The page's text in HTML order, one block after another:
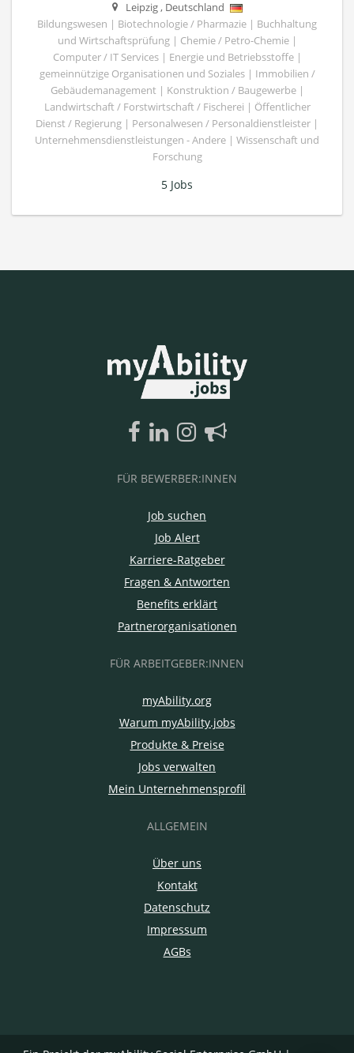
Leipzig, Deutschland
Bildungswesen | Biotechnologie / Pharmazie | Buchhaltung
und Wirtschaftsprüfung | Chemie / Petro-Chemie |
Computer / IT Services | Energie und Betriebsstoffe |
gemeinnützige Organisationen und Soziales | Immobilien /
Gebäudemanagement | Konstruktion / Baugewerbe |
Landwirtschaft / Forstwirtschaft / Fischerei | Öffentlicher
Dienst / Regierung | Personalwesen / Personaldienstleister |
Unternehmensdienstleistungen - Andere | Wissenschaft und
Forschung
5 Jobs
FÜR BEWERBER:INNEN
Job suchen
Job Alert
Karriere-Ratgeber
Fragen & Antworten
Benefits erklärt
Partnerorganisationen
FÜR ARBEITGEBER:INNEN
myAbility.org
Warum myAbility.jobs
Produkte & Preise
Jobs verwalten
Mein Unternehmensprofil
ALLGEMEIN
Über uns
Kontakt
Datenschutz
Impressum
AGBs